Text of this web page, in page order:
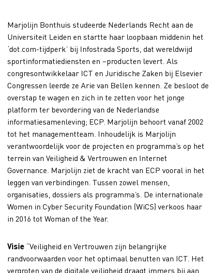
Marjolijn Bonthuis studeerde Nederlands Recht aan de
Universiteit Leiden en startte haar loopbaan middenin het
‘dot.com-tijdperk’ bij Infostrada Sports, dat wereldwijd
sportinformatiediensten en –producten levert. Als
congresontwikkelaar ICT en Juridische Zaken bij Elsevier
Congressen leerde ze Arie van Bellen kennen. Ze besloot de
overstap te wagen en zich in te zetten voor het jonge
platform ter bevordering van de Nederlandse
informatiesamenleving; ECP. Marjolijn behoort vanaf 2002
tot het managementteam. Inhoudelijk is Marjolijn
verantwoordelijk voor de projecten en programma’s op het
terrein van Veiligheid & Vertrouwen en Internet
Governance. Marjolijn ziet de kracht van ECP vooral in het
leggen van verbindingen. Tussen zowel mensen,
organisaties, dossiers als programma’s. De internationale
Women in Cyber Security Foundation (WiCS) verkoos haar
in 2016 tot Woman of the Year.
Visie “Veiligheid en Vertrouwen zijn belangrijke
randvoorwaarden voor het optimaal benutten van ICT. Het
vergroten van de digitale veiligheid draagt immers bij aan